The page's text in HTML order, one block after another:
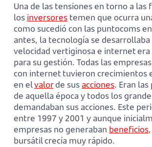
Una de las tensiones en torno a las
los inversores temen que ocurra
como sucedió con las puntocoms
antes, la tecnología se desarrollaba
velocidad vertiginosa e internet
para su gestión. Todas las
con internet tuvieron crecimientos
en elvalorde sus acciones. Eran
de aquella época y todos los
demandaban sus acciones. Este
entre 1997 y 2001 y aunque
empresas no generaban beneficios
bursátil crecía muy rápido.